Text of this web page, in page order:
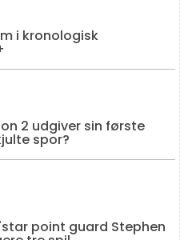
i kronologisk
2 udgiver sin første
spor?
point guard Stephen